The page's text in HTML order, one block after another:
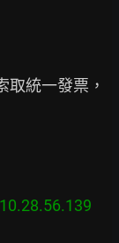
取統一發票，